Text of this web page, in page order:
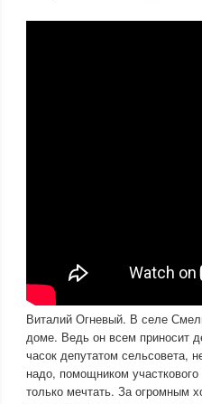
Виталий Огневый. В селе
доме. Ведь он всем приносит
часок депутатом сельсовета,
надо, помощником
только мечтать. За огромным